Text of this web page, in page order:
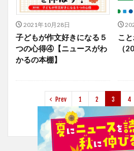
2021年10月28日
子どもが作文好きになる５
つの心得④【ニュースがわ
かるの本棚】
こ
（
Prev 1 2 3 4